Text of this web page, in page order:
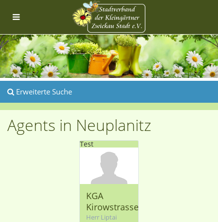
Erweiterte Suche
Agents in Neuplanitz
Test
KGA
Kirowstrasse
Herr Liptai